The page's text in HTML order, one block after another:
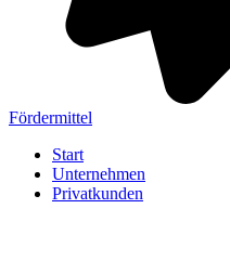
Fördermittel
Start
Unternehmen
Privatkunden